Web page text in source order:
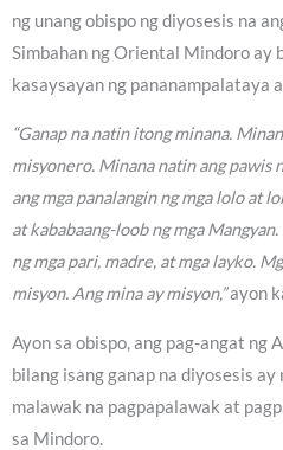
ng unang obispo ng diyosesis na
Simbahan ng Oriental Mindoro ay
kasaysayan ng pananampalataya
“Ganap na natin itong minana.
misyonero. Minana natin ang pawis
ang mga panalangin ng mga lolo at
at kababaang-loob ng mga
ng mga pari, madre, at mga layko.
misyon. Ang mina ay misyon,”ayon
Ayon sa obispo, ang pag-angat ng
bilang isang ganap na diyosesis ay
malawak na pagpapalawak at
sa Mindoro.